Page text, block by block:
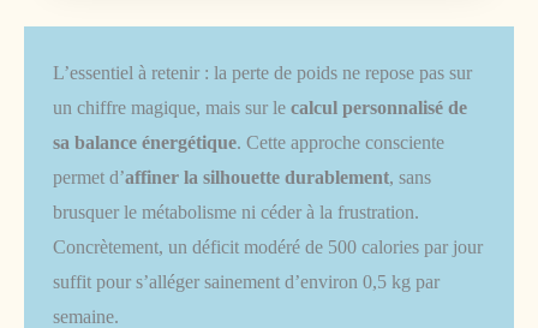
L’essentiel à retenir : la perte de poids ne repose pas sur
un chiffre magique, mais sur le calcul personnalisé de
sa balance énergétique. Cette approche consciente
permet d’affiner la silhouette durablement, sans
brusquer le métabolisme ni céder à la frustration.
Concrètement, un déficit modéré de 500 calories par jour
suffit pour s’alléger sainement d’environ 0,5 kg par
semaine.